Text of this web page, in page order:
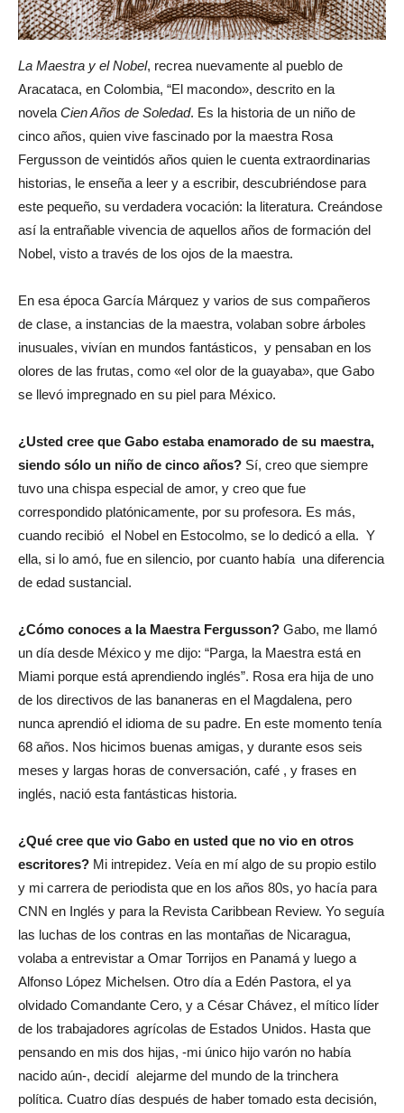
La Maestra y el Nobel, recrea nuevamente al pueblo de
Aracataca, en Colombia, “El macondo», descrito en la
novela Cien Años de Soledad. Es la historia de un niño de
cinco años, quien vive fascinado por la maestra Rosa
Fergusson de veintidós años quien le cuenta extraordinarias
historias, le enseña a leer y a escribir, descubriéndose para
este pequeño, su verdadera vocación: la literatura. Creándose
así la entrañable vivencia de aquellos años de formación del
Nobel, visto a través de los ojos de la maestra.
En esa época García Márquez y varios de sus compañeros
de clase, a instancias de la maestra, volaban sobre árboles
inusuales, vivían en mundos fantásticos, y pensaban en los
olores de las frutas, como «el olor de la guayaba», que Gabo
se llevó impregnado en su piel para México.
¿Usted cree que Gabo estaba enamorado de su maestra,
siendo sólo un niño de cinco años? Sí, creo que siempre
tuvo una chispa especial de amor, y creo que fue
correspondido platónicamente, por su profesora. Es más,
cuando recibió el Nobel en Estocolmo, se lo dedicó a ella. Y
ella, si lo amó, fue en silencio, por cuanto había una diferencia
de edad sustancial.
¿Cómo conoces a la Maestra Fergusson? Gabo, me llamó
un día desde México y me dijo: “Parga, la Maestra está en
Miami porque está aprendiendo inglés”. Rosa era hija de uno
de los directivos de las bananeras en el Magdalena, pero
nunca aprendió el idioma de su padre. En este momento tenía
68 años. Nos hicimos buenas amigas, y durante esos seis
meses y largas horas de conversación, café , y frases en
inglés, nació esta fantásticas historia.
¿Qué cree que vio Gabo en usted que no vio en otros
escritores? Mi intrepidez. Veía en mí algo de su propio estilo
y mi carrera de periodista que en los años 80s, yo hacía para
CNN en Inglés y para la Revista Caribbean Review. Yo seguía
las luchas de los contras en las montañas de Nicaragua,
volaba a entrevistar a Omar Torrijos en Panamá y luego a
Alfonso López Michelsen. Otro día a Edén Pastora, el ya
olvidado Comandante Cero, y a César Chávez, el mítico líder
de los trabajadores agrícolas de Estados Unidos. Hasta que
pensando en mis dos hijas, -mi único hijo varón no había
nacido aún-, decidí alejarme del mundo de la trinchera
política. Cuatro días después de haber tomado esta decisión,